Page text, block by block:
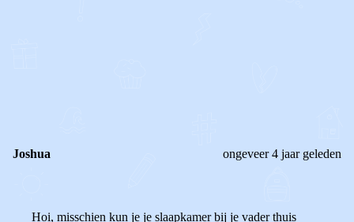
Joshua ongeveer 4 jaar geleden
Hoi, misschien kun je je slaapkamer bij je vader thuis